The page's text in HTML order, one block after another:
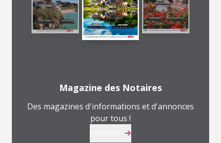
Magazine des Notaires
Des magazines d'informations et d'annonces
pour tous !